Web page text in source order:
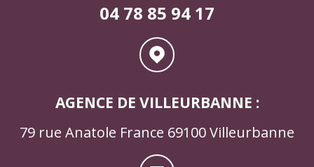
04 78 85 94 17
AGENCE DE VILLEURBANNE :
79 rue Anatole France 69100 Villeurbanne